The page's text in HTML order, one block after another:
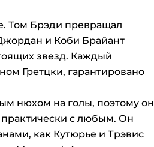
Том Брэди превращал
и Коби Брайант
звезд. Каждый
Гретцки, гарантировано
нюхом на голы, поэтому он
практически с любым. Он
как Кутюрье и Трэвис